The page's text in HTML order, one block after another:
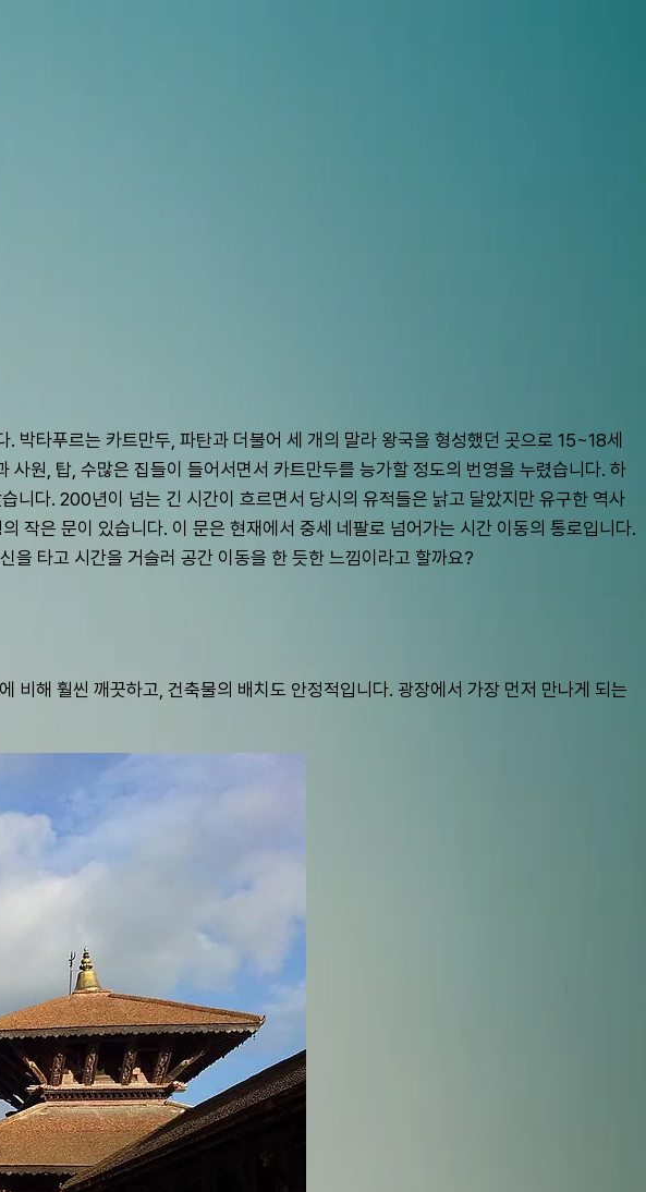
타푸르는 카트만두, 파탄과 더불어 세 개의 말라 왕국을 형성했던 곳으로 15~18세
원, 탑, 수많은 집들이 들어서면서 카트만두를 능가할 정도의 번영을 누렸습니다. 하
니다. 200년이 넘는 긴 시간이 흐르면서 당시의 유적들은 낡고 달았지만 유구한 역사
작은 문이 있습니다. 이 문은 현재에서 중세 네팔로 넘어가는 시간 이동의 통로입니다.
을 타고 시간을 거슬러 공간 이동을 한 듯한 느낌이라고 할까요?
비해 훨씬 깨끗하고, 건축물의 배치도 안정적입니다. 광장에서 가장 먼저 만나게 되는